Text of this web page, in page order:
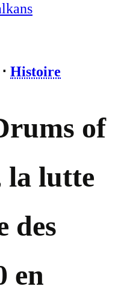
⋅ Histoire
of
la lutte
des
en